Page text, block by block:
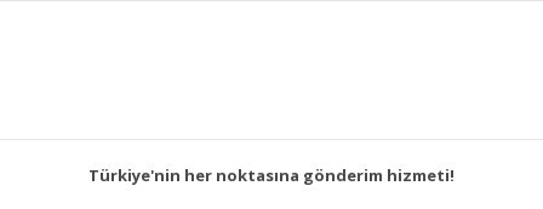
Türkiye'nin her noktasına gönderim hizmeti!